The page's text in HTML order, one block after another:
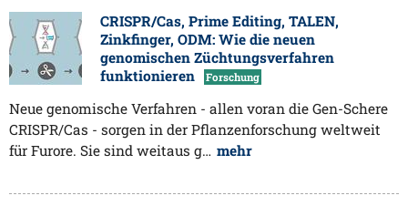
CRISPR/Cas, Prime Editing, TALEN,
Zinkfinger, ODM: Wie die neuen
genomischen Züchtungsverfahren
funktionieren
Forschung
Neue genomische Verfahren - allen voran die Gen-Schere
CRISPR/Cas - sorgen in der Pflanzenforschung weltweit
für Furore. Sie sind weitaus g… mehr